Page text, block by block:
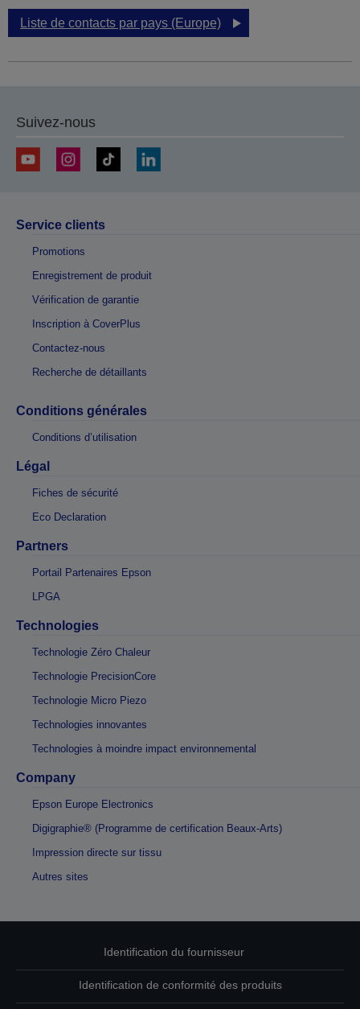
Liste de contacts par pays (Europe)
Suivez-nous
Service clients
Promotions
Enregistrement de produit
Vérification de garantie
Inscription à CoverPlus
Contactez-nous
Recherche de détaillants
Conditions générales
Conditions d’utilisation
Légal
Fiches de sécurité
Eco Declaration
Partners
Portail Partenaires Epson
LPGA
Technologies
Technologie Zéro Chaleur
Technologie PrecisionCore
Technologie Micro Piezo
Technologies innovantes
Technologies à moindre impact environnemental
Company
Epson Europe Electronics
Digigraphie® (Programme de certification Beaux-Arts)
Impression directe sur tissu
Autres sites
Identification du fournisseur
Identification de conformité des produits